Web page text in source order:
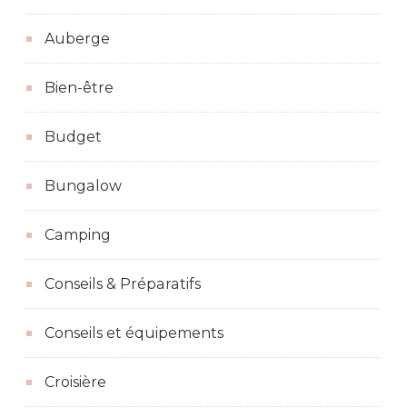
Auberge
Bien-être
Budget
Bungalow
Camping
Conseils & Préparatifs
Conseils et équipements
Croisière